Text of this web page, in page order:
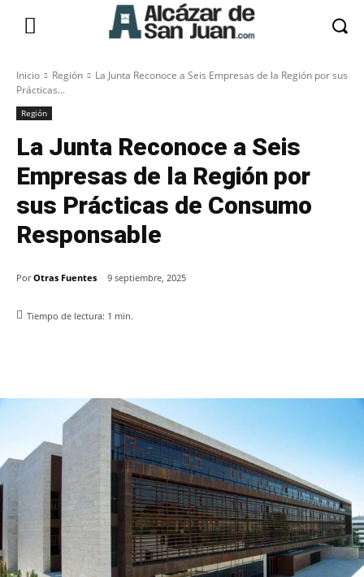
Inicio Región
La Junta Reconoce a Seis Empresas de la Región por sus
Prácticas...
Región
La Junta Reconoce a Seis
Empresas de la Región por
sus Prácticas de Consumo
Responsable
Por Otras Fuentes 9 septiembre, 2025
Tiempo de lectura: 1 min.